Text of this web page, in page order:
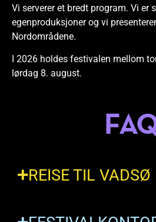
Vi serverer et bredt program. Vi er
egenproduksjoner og vi
Nordområdene.
I 2026 holdes festivalen mellom
lørdag 8. august.
REISE TIL VADSØ